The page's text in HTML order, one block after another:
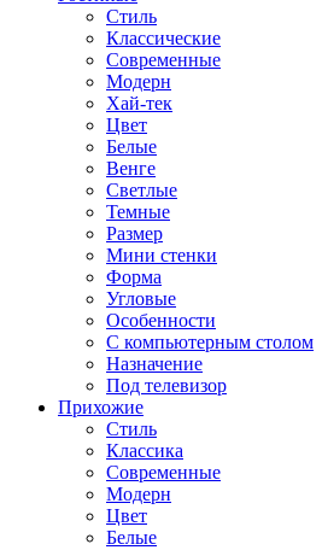
Стиль
Классические
Современные
Модерн
Хай-тек
Цвет
Белые
Венге
Светлые
Темные
Размер
Мини стенки
Форма
Угловые
Особенности
С компьютерным столом
Назначение
Под телевизор
Прихожие
Стиль
Классика
Современные
Модерн
Цвет
Белые